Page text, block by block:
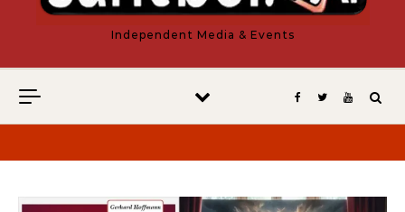
Independent Media & Events